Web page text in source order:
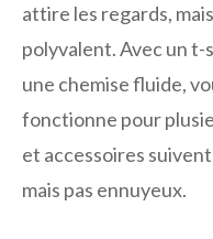
attire les regards,
polyvalent. Avec un t-
une chemise fluide,
fonctionne pour
et accessoires
mais pas ennuyeux.